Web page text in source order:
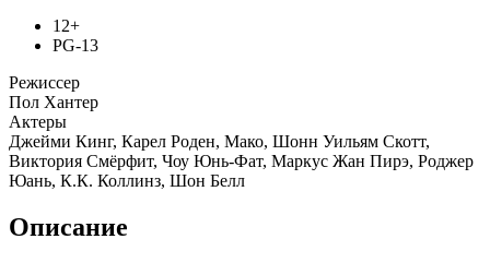
12+
PG-13
Режиссер
Пол Хантер
Актеры
Джейми Кинг, Карел Роден, Мако, Шонн Уильям Скотт,
Виктория Смёрфит, Чоу Юнь-Фат, Маркус Жан Пирэ, Роджер
Юань, К.К. Коллинз, Шон Белл
Описание